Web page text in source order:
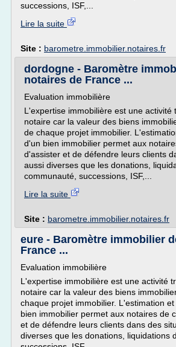
successions, ISF,...
Lire la suite
Site : barometre.immobilier.notaires.fr
dordogne - Baromètre
notaires de France ...
Evaluation immobilière
L'expertise immobilière est une activité
notaire car la valeur des biens
de chaque projet immobilier.
d'un bien immobilier permet aux
d'assister et de défendre leurs clients
aussi diverses que les donations,
communauté, successions, ISF,...
Lire la suite
Site : barometre.immobilier.notaires.fr
eure - Baromètre immobilier
France ...
Evaluation immobilière
L'expertise immobilière est une activité
notaire car la valeur des biens
chaque projet immobilier. L'estimation
bien immobilier permet aux notaires de
et de défendre leurs clients dans des
diverses que les donations, liquidations